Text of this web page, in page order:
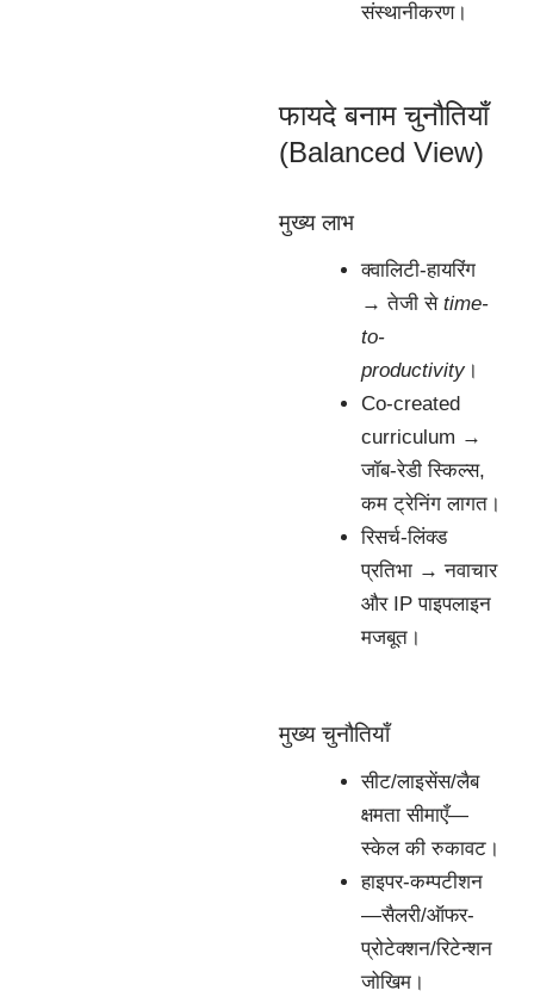
संस्थानीकरण।
फायदे बनाम चुनौतियाँ
(Balanced View)
मुख्य लाभ
क्वालिटी-हायरिंग
→ तेजी से time-
to-
productivity।
Co-created
curriculum →
जॉब-रेडी स्किल्स,
कम ट्रेनिंग लागत।
रिसर्च-लिंक्ड
प्रतिभा → नवाचार
और IP पाइपलाइन
मजबूत।
मुख्य चुनौतियाँ
सीट/लाइसेंस/लैब
क्षमता सीमाएँ—
स्केल की रुकावट।
हाइपर-कम्पटीशन
—सैलरी/ऑफर-
प्रोटेक्शन/रिटेन्शन
जोखिम।